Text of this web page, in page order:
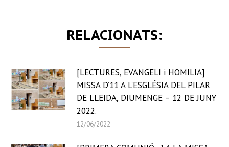
RELACIONATS:
[LECTURES, EVANGELI i HOMILIA]
MISSA D’11 A L’ESGLÉSIA DEL PILAR
DE LLEIDA, DIUMENGE – 12 DE JUNY
2022.
12/06/2022